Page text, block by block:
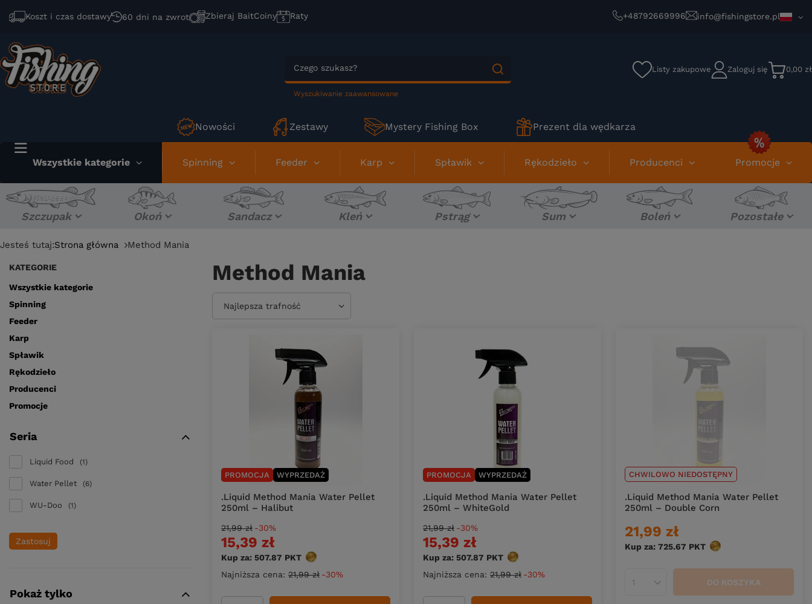
Koszt i czas dostawy 60 dni na zwrot Zbieraj BaitCoiny Raty +48792669996 info@fishingstore.pl
Wyszukiwanie zaawansowane
Listy zakupowe Zaloguj się 0,00 zł
Nowości Zestawy Mystery Fishing Box Prezent dla wędkarza
Wszystkie kategorie Spinning Feeder Karp Spławik Rękodzieło Producenci Promocje
Szczupak Okoń Sandacz Kleń Pstrąg Sum Boleń Pozostałe
Jesteś tutaj:Strona główna Method Mania
KATEGORIE
Wszystkie kategorie
Spinning
Feeder
Karp
Spławik
Rękodzieło
Producenci
Promocje
Seria
Liquid Food 1
Water Pellet 6
WU-Doo 1
Zastosuj
Pokaż tylko
Method Mania
Zmień sortowanie
Najlepsza trafność
PROMOCJA WYPRZEDAŻ
.Liquid Method Mania Water Pellet
250ml – Halibut
15,39 zł
Kup za: 507.87 PKT punktów
Najniższa cena: 21,99 zł -30%
21,99 zł -30%
PROMOCJA WYPRZEDAŻ
.Liquid Method Mania Water Pellet
250ml – WhiteGold
15,39 zł
Kup za: 507.87 PKT punktów
Najniższa cena: 21,99 zł -30%
21,99 zł -30%
CHWILOWO NIEDOSTĘPNY
.Liquid Method Mania Water Pellet
250ml – Double Corn
21,99 zł
Kup za: 725.67 PKT punktów
Ilość produktów DO KOSZYKA